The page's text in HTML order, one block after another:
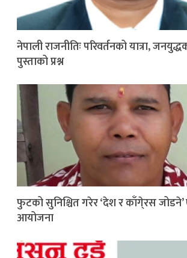
नेपाली राजनीतिः परिवर्तनको यात्रा,
पुस्ताको प्रश्न
फुटको सुनिश्चित गरेर ‘देश र काँगे्रस
आयोजना